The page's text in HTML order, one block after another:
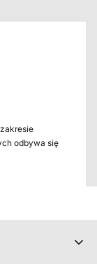
odbywa się